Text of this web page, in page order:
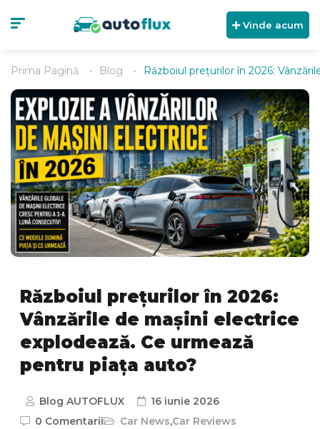
Vinde acum
Prima Pagină Blog Războiul prețurilor în 2026:
Războiul prețurilor în 2026:
Vânzările de mașini electrice
explodează. Ce urmează
pentru piața auto?
Blog AUTOFLUX
16 iunie 2026
0 Comentarii
Car News,Car Reviews